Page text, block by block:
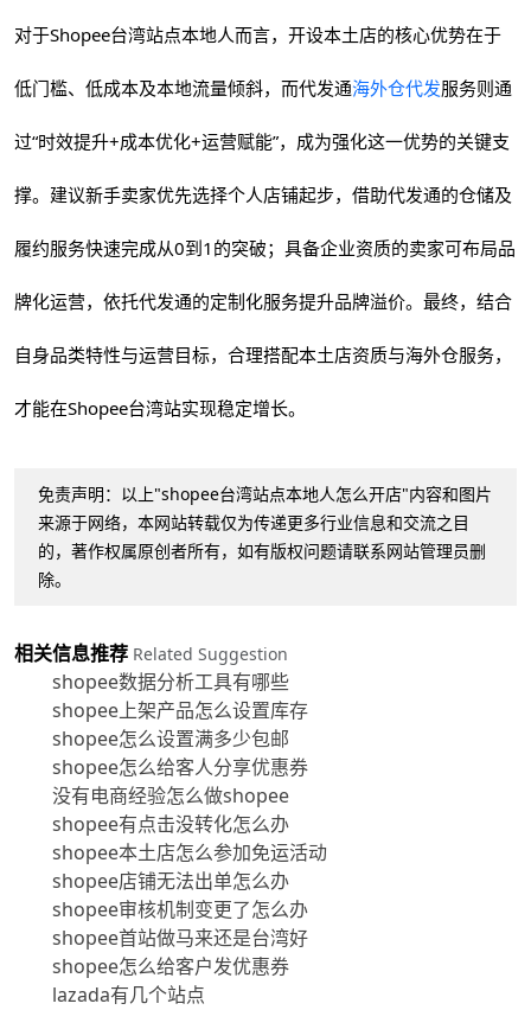
对于Shopee台湾站点本地人而言，开设本土店的核心优势在于
低门槛、低成本及本地流量倾斜，而代发通海外仓代发服务则通
过“时效提升+成本优化+运营赋能”，成为强化这一优势的关键支
撑。建议新手卖家优先选择个人店铺起步，借助代发通的仓储及
履约服务快速完成从0到1的突破；具备企业资质的卖家可布局品
牌化运营，依托代发通的定制化服务提升品牌溢价。最终，结合
自身品类特性与运营目标，合理搭配本土店资质与海外仓服务，
才能在Shopee台湾站实现稳定增长。
免责声明：以上"shopee台湾站点本地人怎么开店"内容和图片
来源于网络，本网站转载仅为传递更多行业信息和交流之目
的，著作权属原创者所有，如有版权问题请联系网站管理员删
除。
相关信息推荐 Related Suggestion
shopee数据分析工具有哪些
shopee上架产品怎么设置库存
shopee怎么设置满多少包邮
shopee怎么给客人分享优惠券
没有电商经验怎么做shopee
shopee有点击没转化怎么办
shopee本土店怎么参加免运活动
shopee店铺无法出单怎么办
shopee审核机制变更了怎么办
shopee首站做马来还是台湾好
shopee怎么给客户发优惠券
lazada有几个站点